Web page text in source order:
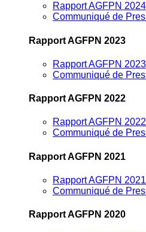
Rapport AGFPN
Communiqué de
Rapport AGFPN 2023
Rapport AGFPN
Communiqué de
Rapport AGFPN 2022
Rapport AGFPN
Communiqué de
Rapport AGFPN 2021
Rapport AGFPN
Communiqué de
Rapport AGFPN 2020